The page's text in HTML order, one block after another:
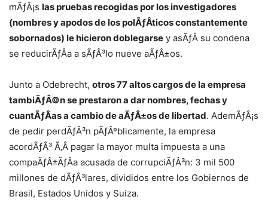
mÃƒÂ¡s las pruebas recogidas por los investigadores
(nombres y apodos de los polÃƒÂ­ticos constantemente
sobornados) le hicieron doblegarse y asÃƒÂ­ su condena
se reducirÃƒÂ­a a sÃƒÂ³lo nueve aÃƒÂ±os.
Junto a Odebrecht, otros 77 altos cargos de la empresa
tambiÃƒÂ©n se prestaron a dar nombres, fechas y
cuantÃƒÂ­as a cambio de aÃƒÂ±os de libertad. AdemÃƒÂ¡s
de pedir perdÃƒÂ³n pÃƒÂºblicamente, la empresa
acordÃƒÂ³ Ã‚Â pagar la mayor multa impuesta a una
compaÃƒÂ±ÃƒÂ­a acusada de corrupciÃƒÂ³n: 3 mil 500
millones de dÃƒÂ³lares, divididos entre los Gobiernos de
Brasil, Estados Unidos y Suiza.